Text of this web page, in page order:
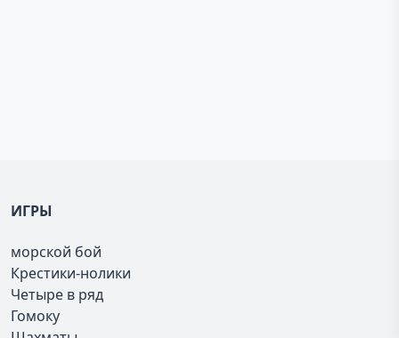
ИГРЫ
морской бой
Крестики-нолики
Четыре в ряд
Гомоку